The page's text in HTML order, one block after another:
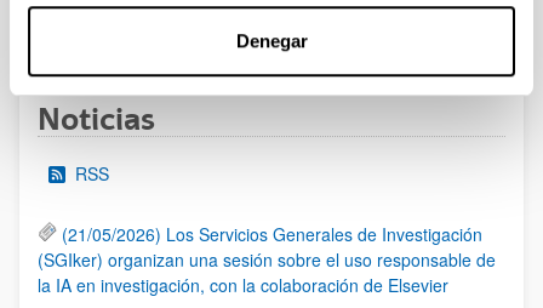
Denegar
Páginas intermedias Use TAB para desplazarse.
PáginaPágina
Noticias
RSS
(21/05/2026) Los Servicios Generales de Investigación
(SGIker) organizan una sesión sobre el uso responsable de
la IA en investigación, con la colaboración de Elsevier